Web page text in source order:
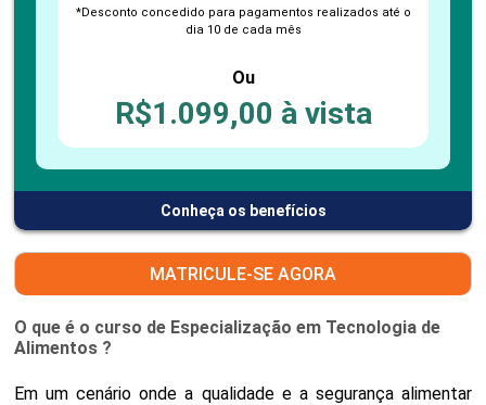
*Desconto concedido para pagamentos realizados até o
dia 10 de cada mês
Ou
R$1.099,00 à vista
Conheça os benefícios
MATRICULE-SE AGORA
O que é o curso de Especialização em Tecnologia de
Alimentos ?
Em um cenário onde a qualidade e a segurança alimentar